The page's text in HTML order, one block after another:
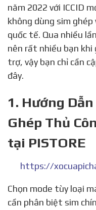
năm 2022 với ICCID
không dùng sim
quốc tế. Qua nhiều
nên rất nhiều bạn khi
trợ, vậy bạn chỉ cần
đây.
1. Hướng
Ghép Thủ
tại PISTORE
Chọn mode tùy loại máy & sim. + Model 6s/6splus ko
cần phân biệt sim